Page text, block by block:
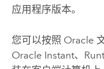
应用程序版本。
您可以按照 Oracle
Oracle Instant、